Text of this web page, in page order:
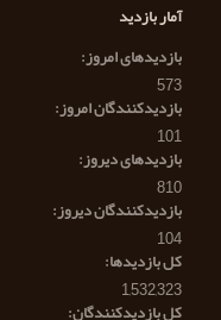
آمار بازدید
بازدیدهای امروز:
573
بازدیدکنندگان امروز:
101
بازدیدهای دیروز:
810
بازدیدکنندگان دیروز:
104
کل بازدیدها:
1,532,323
کل بازدیدکنند‌گان: